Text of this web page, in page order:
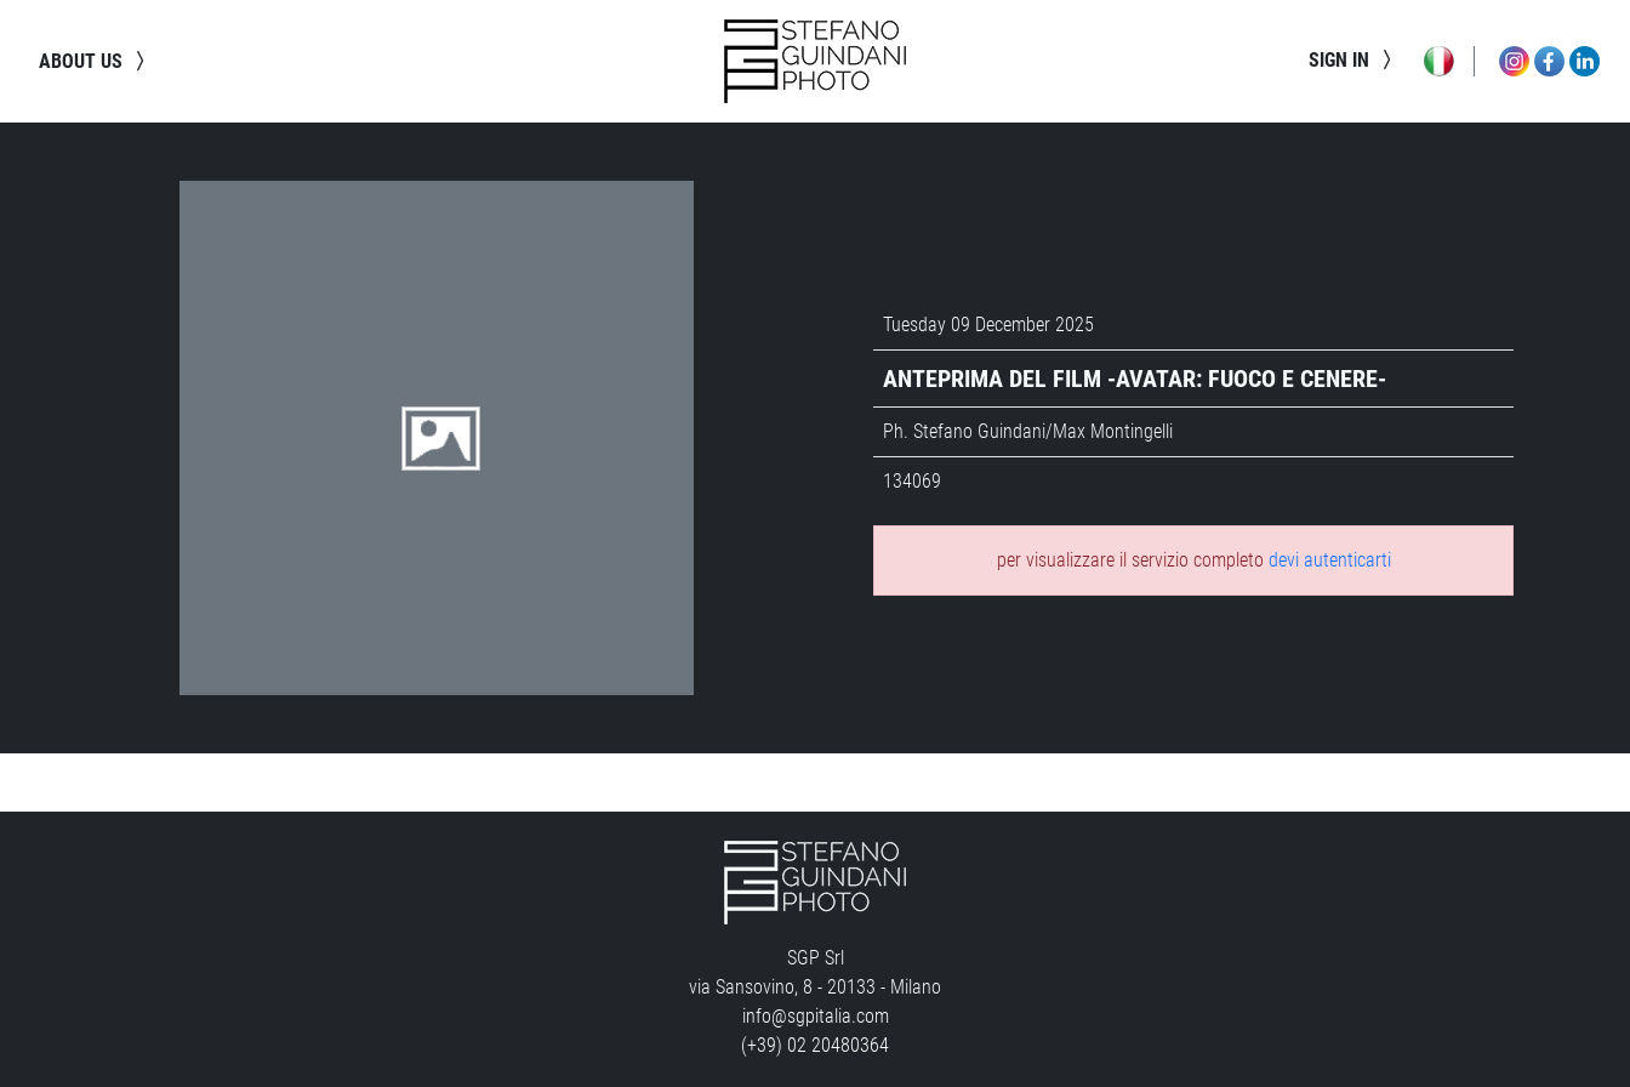
SIGN IN
ABOUT US
Tuesday 09 December 2025
ANTEPRIMA DEL FILM -AVATAR: FUOCO E CENERE-
Ph. Stefano Guindani/Max Montingelli
134069
per visualizzare il servizio completo devi autenticarti
SGP Srl
via Sansovino, 8 - 20133 - Milano
info@sgpitalia.com
(+39) 02 20480364